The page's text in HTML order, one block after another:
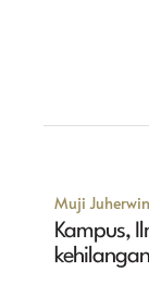
Muji
Kampus,